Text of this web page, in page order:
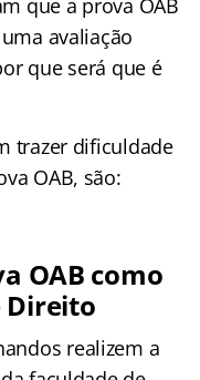
avaliação
que será que é
trazer dificuldade
OAB, são:
OAB como
Direito
realizem a